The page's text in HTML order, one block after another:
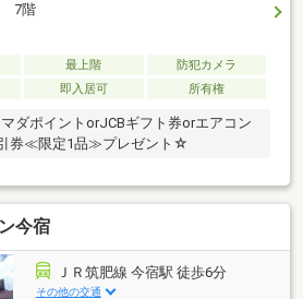
7階
最上階
防犯カメラ
即入居可 所有権
ダポイントorJCBギフト券orエアコン
券≪限定1品≫プレゼント☆
今宿
ＪＲ筑肥線 今宿駅 徒歩6分
その他の交通